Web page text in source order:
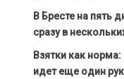
В Бресте на пять
сразу в
Взятки как
идет еще один